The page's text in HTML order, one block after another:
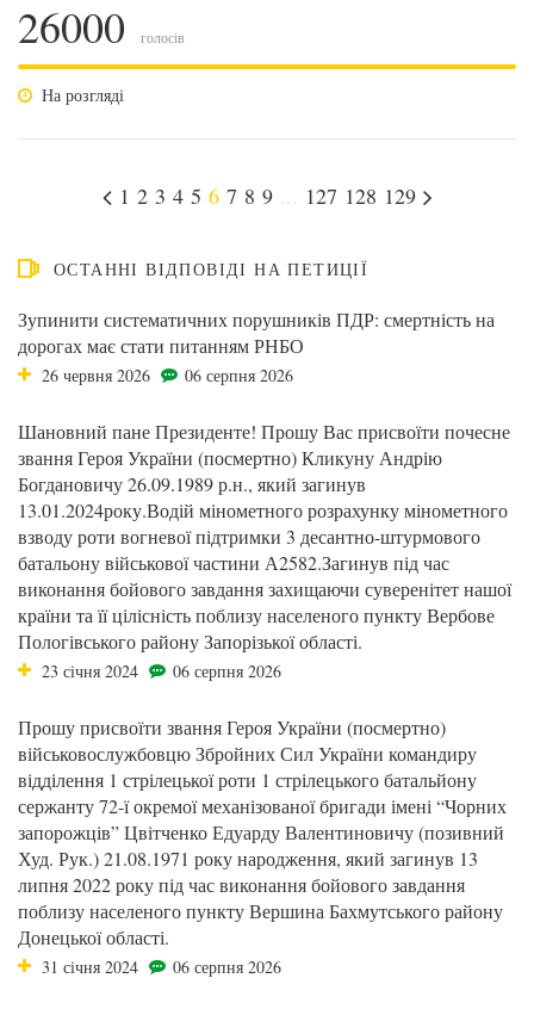
26000 голосів
На розгляді
1 2 3 4 5 6 7 8 9 127 128 129
ОСТАННІ ВІДПОВІДІ НА ПЕТИЦІЇ
Зупинити систематичних порушників ПДР: смертність на
дорогах має стати питанням РНБО
26 червня 2026 06 серпня 2026
Шановний пане Президенте! Прошу Вас присвоїти почесне
звання Героя України (посмертно) Кликуну Андрію
Богдановичу 26.09.1989 р.н., який загинув
13.01.2024року.Водій мінометного розрахунку мінометного
взводу роти вогневої підтримки 3 десантно-штурмового
батальону військової частини А2582.Загинув під час
виконання бойового завдання захищаючи суверенітет нашої
країни та її цілісність поблизу населеного пункту Вербове
Пологівського району Запорізької області.
23 січня 2024 06 серпня 2026
Прошу присвоїти звання Героя України (посмертно)
військовослужбовцю Збройних Сил України командиру
відділення 1 стрілецької роти 1 стрілецького батальйону
сержанту 72-ї окремої механізованої бригади імені “Чорних
запорожців” Цвітченко Едуарду Валентиновичу (позивний
Худ. Рук.) 21.08.1971 року народження, який загинув 13
липня 2022 року під час виконання бойового завдання
поблизу населеного пункту Вершина Бахмутського району
Донецької області.
31 січня 2024 06 серпня 2026